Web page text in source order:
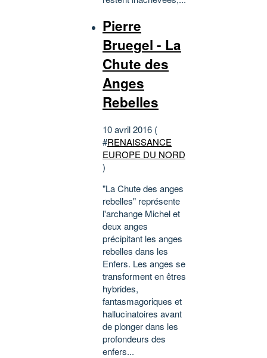
Pierre
Bruegel - La
Chute des
Anges
Rebelles
10 avril 2016 (
#RENAISSANCE
EUROPE DU NORD
)
"La Chute des anges
rebelles" représente
l'archange Michel et
deux anges
précipitant les anges
rebelles dans les
Enfers. Les anges se
transforment en êtres
hybrides,
fantasmagoriques et
hallucinatoires avant
de plonger dans les
profondeurs des
enfers...